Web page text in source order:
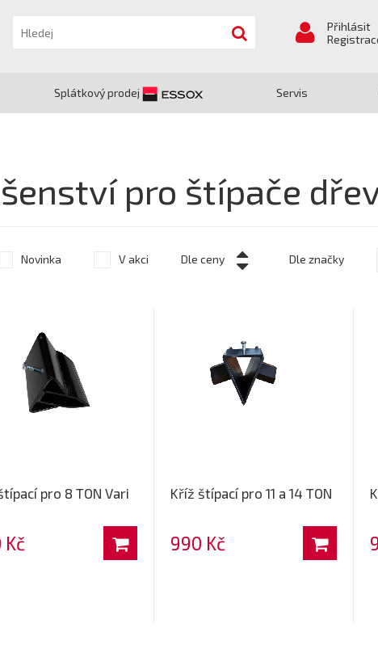
Přihlásit
Splátkový prodej Servis
pro štípače
Novinka V akci Dle ceny Dle značky
pro 8 TON Vari
Kč
Kříž štípací pro 11 a 14 TON
990 Kč